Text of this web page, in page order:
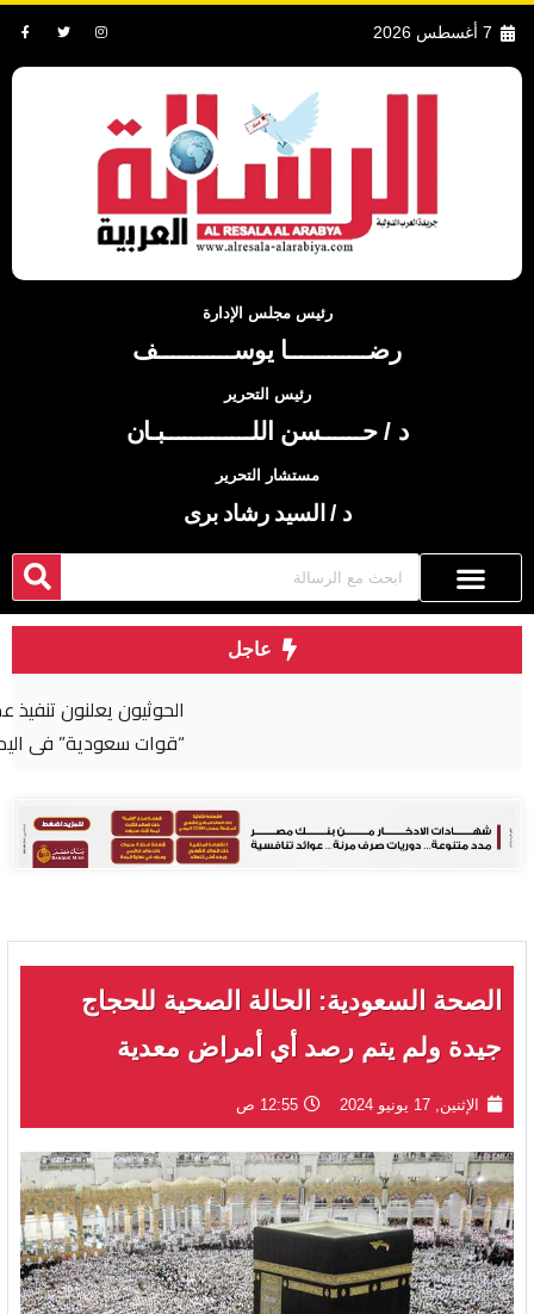
7 أغسطس 2026
رئيس مجلس الإدارة
رضــــــــــــا يوســـــــــــف
رئيس التحرير
د / حــــــسن اللـــــــــــــبـان
مستشار التحرير
د / السيد رشاد برى
عاجل
الحوثيون يعلنون تنفيذ عملية عسكرية واسعة ضد
الصحة السعودية: الحالة الصحية للحجاج
جيدة ولم يتم رصد أي أمراض معدية
الإثنين, 17 يونيو 2024 12:55 ص